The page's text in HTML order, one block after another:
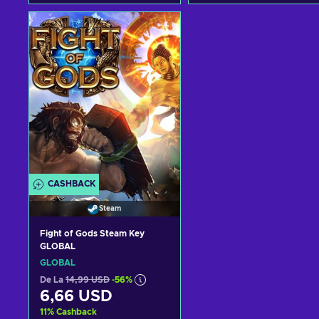
Adaugă în coș
Vezi ofertele
CASHBACK
Steam
Fight of Gods Steam Key
GLOBAL
GLOBAL
De La 14,99 USD -56%
6,66 USD
11% Cashback